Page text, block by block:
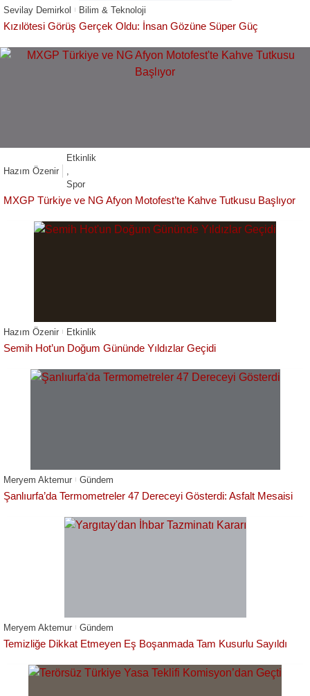
Sevilay Demirkol Bilim & Teknoloji
Kızılötesi Görüş Gerçek Oldu: İnsan Gözüne Süper Güç
Hazım Özenir
Etkinlik
Spor
MXGP Türkiye ve NG Afyon Motofest’te Kahve Tutkusu Başlıyor
Hazım Özenir Etkinlik
Semih Hot’un Doğum Gününde Yıldızlar Geçidi
Meryem Aktemur Gündem
Şanlıurfa’da Termometreler 47 Dereceyi Gösterdi: Asfalt Mesaisi
Meryem Aktemur Gündem
Temizliğe Dikkat Etmeyen Eş Boşanmada Tam Kusurlu Sayıldı